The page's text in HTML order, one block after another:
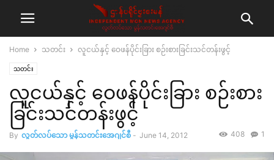
Home သတင်း လူငယ်နှင့် ဝေဖန်ပိုင်းခြား စဉ်းစားခြင်းသင်တန်းဖွင့်
သတင်း
လူငယ်နှင့် ဝေဖန်ပိုင်းခြား စဉ်းစား
ခြင်းသင်တန်းဖွင့်
By လွတ်လပ်သော မွန်သတင်းအေဂျင်စီ - June 14, 2012 1
408